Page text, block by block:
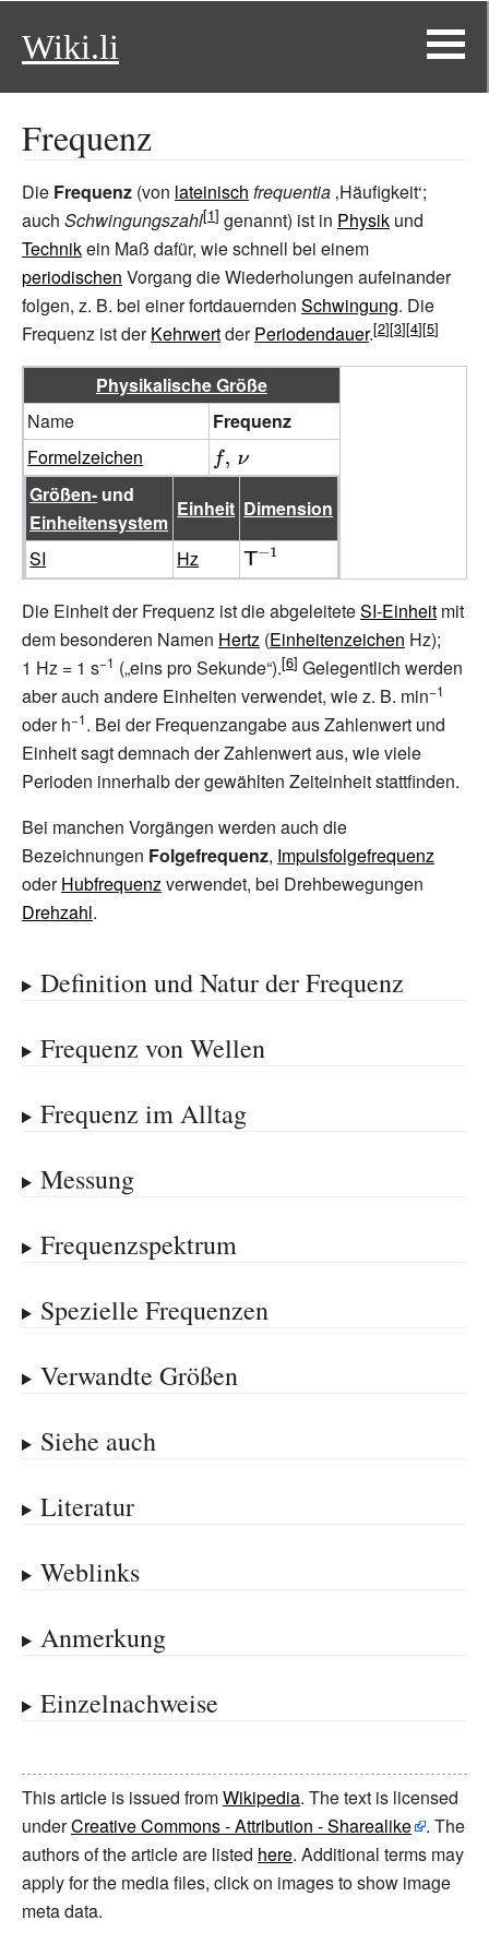
Wiki.li
Frequenz
Die Frequenz (von lateinisch frequentia ‚Häufigkeit‘;
auch Schwingungszahl genannt) ist in Physik und
Technikein Maß dafür, wie schnell bei einem
periodischen Vorgang die Wiederholungen aufeinander
folgen, z. B. bei einer fortdauernden Schwingung. Die
Frequenz ist derKehrwertderPeriodendauer.
Physikalische Größe
Name
Frequenz
Formelzeichen
{\displaystyle
f,\,\nu }
Größen- und
Einheitensystem
Einheit Dimension
SI
Hz
{\displaystyle
{\mathsf
{T}}^{-1}}
Die Einheit der Frequenz ist die abgeleiteteSI-Einheit mit
dem besonderen Namen Hertz (Einheitenzeichen Hz);
1 Hz = 1 s−1 („eins pro Sekunde“).
Gelegentlich werden
aber auch andere Einheiten verwendet, wie z. B. min−1
oder h−1. Bei der Frequenzangabe aus Zahlenwert und
Einheit sagt demnach der Zahlenwert aus, wie viele
Perioden innerhalb der gewählten Zeiteinheit stattfinden.
Bei manchen Vorgängen werden auch die
Bezeichnungen Folgefrequenz, Impulsfolgefrequenz
oderHubfrequenzverwendet, bei Drehbewegungen
Drehzahl.
Definition und Natur der Frequenz
Frequenz von Wellen
Frequenz im Alltag
Messung
Frequenzspektrum
Spezielle Frequenzen
Verwandte Größen
Siehe auch
Literatur
Weblinks
Anmerkung
Einzelnachweise
This article is issued fromWikipedia. The text is licensed
underCreative Commons - Attribution - Sharealike
. The
authors of the article are listed here. Additional terms may
apply for the media files, click on images to show image
meta data.